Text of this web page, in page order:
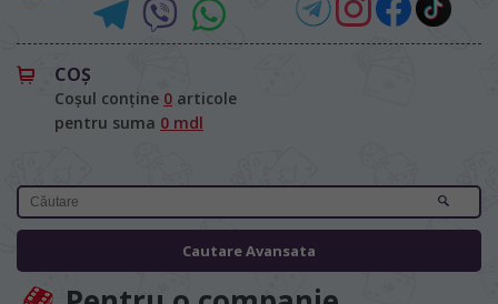
COŞ
Coșul conține 0 articole
pentru suma 0 mdl
Cautare Avansata